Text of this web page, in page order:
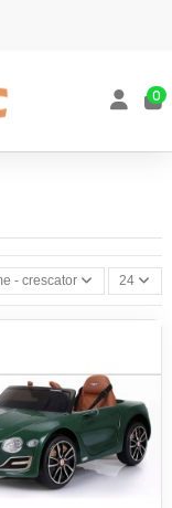
0
- crescator 24